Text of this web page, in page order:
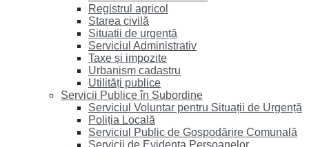
Registrul agricol
Starea civilă
Situații de urgență
Serviciul Administrativ
Taxe și impozite
Urbanism cadastru
Utilități publice
Servicii Publice în Subordine
Serviciul Voluntar pentru Situații de Urgență
Poliția Locală
Serviciul Public de Gospodărire Comunală
Servicii de Evidența Persoanelor